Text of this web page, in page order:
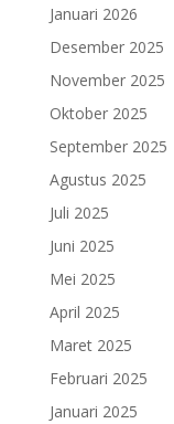
Januari 2026
Desember 2025
November 2025
Oktober 2025
September 2025
Agustus 2025
Juli 2025
Juni 2025
Mei 2025
April 2025
Maret 2025
Februari 2025
Januari 2025